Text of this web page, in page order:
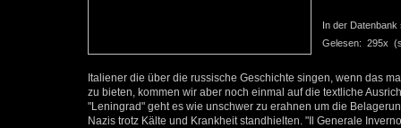
In der Datenbank
Gelesen: 295x
Italiener die über die russische Geschichte singen, wenn das
zu bieten, kommen wir aber noch einmal auf die textliche
"Leningrad" geht es wie unschwer zu erahnen um die
Nazis trotz Kälte und Krankheit standhielten. "Il Generale